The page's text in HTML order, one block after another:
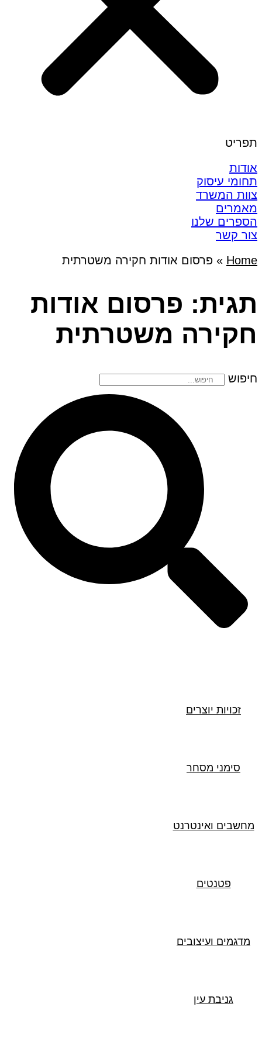
תפריט
אודות
תחומי עיסוק
צוות המשרד
מאמרים
הספרים שלנו
צור קשר
Home
» פרסום אודות חקירה משטרתית
תגית: פרסום אודות
חקירה משטרתית
חיפוש
זכויות יוצרים
סימני מסחר
מחשבים ואינטרנט
פטנטים
מדגמים ועיצובים
גניבת עין